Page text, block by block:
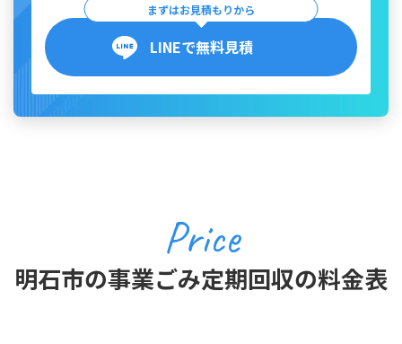
まずはお見積もりから
LINEで無料見積
Price
明石市の事業ごみ定期回収の料金表